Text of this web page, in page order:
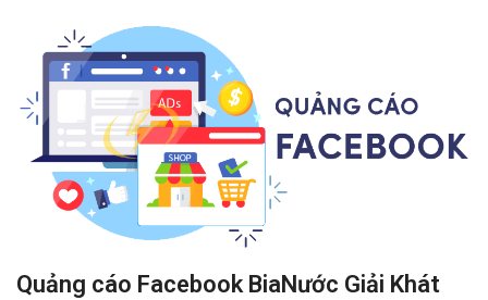
Quảng cáo Facebook BiaNước Giải Khát